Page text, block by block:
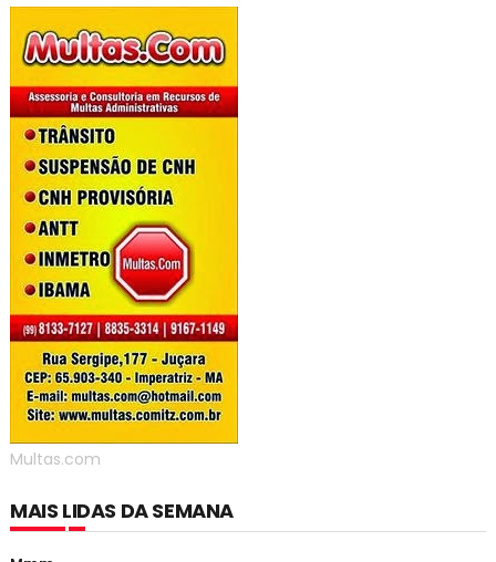
Multas.com
MAIS LIDAS DA SEMANA